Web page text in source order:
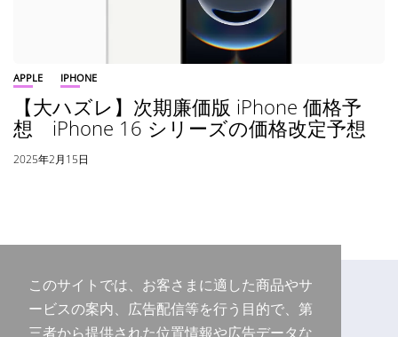
APPLE IPHONE
【大ハズレ】次期廉価版 iPhone 価格予
想 iPhone 16 シリーズの価格改定予想
2025年2月15日
このサイトでは、お客さまに適した商品やサ
ービスの案内、広告配信等を行う目的で、第
三者から提供された位置情報や広告データな